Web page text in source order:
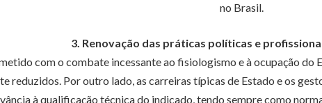
no Brasil.
3. Renovação das práticas políticas e
com o combate incessante ao fisiologismo e à ocupação
reduzidos. Por outro lado, as carreiras típicas de Estado e os
à qualificação técnica do indicado, tendo sempre como